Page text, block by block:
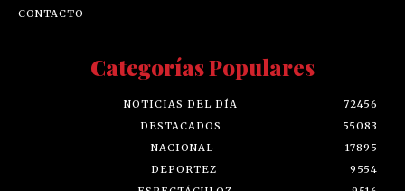
CONTACTO
Categorías Populares
NOTICIAS DEL DÍA
72456
DESTACADOS
55083
NACIONAL
17895
DEPORTEZ
9554